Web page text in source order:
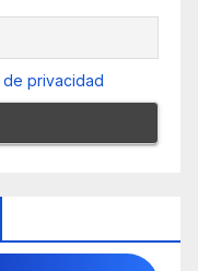
de privacidad